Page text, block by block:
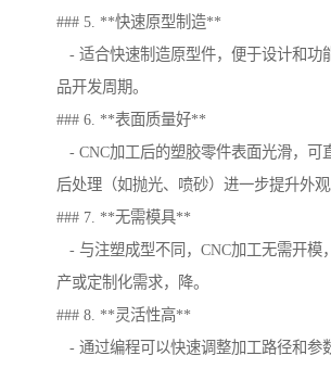
### 5. **快速原型制造**
- 适合快速制造原型件，便于设计和功
品开发周期。
### 6. **表面质量好**
- CNC加工后的塑胶零件表面光滑，可
后处理（如抛光、喷砂）进一步提升外观
### 7. **无需模具**
- 与注塑成型不同，CNC加工无需开模
产或定制化需求，降。
### 8. **灵活性高**
- 通过编程可以快速调整加工路径和参